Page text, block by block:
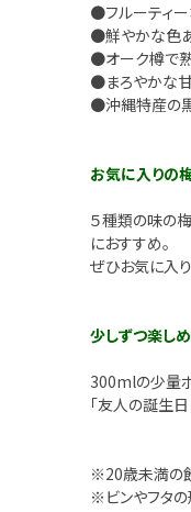
●フルーティー
●鮮やかな色
●オーク樽で熟
●まろやかな甘
●沖縄特産の黒
お気に入りの
５種類の味の
におすすめ。
ぜひお気に入
少しずつ楽し
300mlの少量
「友人の誕生
※20歳未満の
※ビンやフタの